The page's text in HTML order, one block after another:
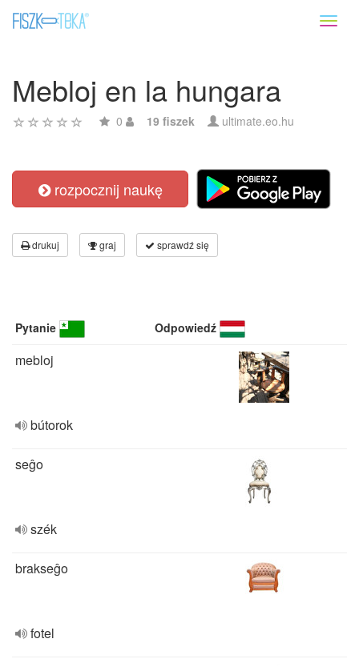
Mebloj en la hungara
0 19 fiszek ultimate.eo.hu
rozpocznij naukę
drukuj graj sprawdź się
Pytanie Odpowiedź
mebloj
bútorok
seĝo
szék
brakseĝo
fotel